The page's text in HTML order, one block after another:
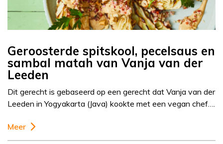
Geroosterde spitskool, pecelsaus en
sambal matah van Vanja van der
Leeden
Dit gerecht is gebaseerd op een gerecht dat Vanja van der
Leeden in Yogyakarta (Java) kookte met een vegan chef….
Meer